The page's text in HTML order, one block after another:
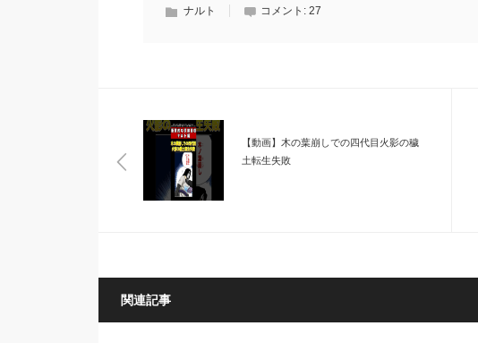
ナルト コメント: 27
【動画】木の葉崩しでの四代目火影の穢
土転生失敗
関連記事